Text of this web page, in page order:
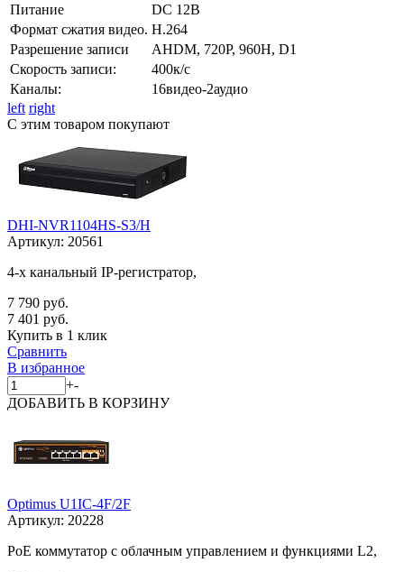
Питание
DC 12В
Формат сжатия видео. Н.264
Разрешение записи
AHDM, 720Р, 960Н, D1
Скорость записи:
400к/с
Каналы:
16видео-2аудио
left right
С этим товаром покупают
DHI-NVR1104HS-S3/H
Артикул: 20561
4-х канальный IP-регистратор,
7 790 руб.
7 401 руб.
Купить в 1 клик
Сравнить
В избранное
+-
ДОБАВИТЬ В КОРЗИНУ
Optimus U1IC-4F/2F
Артикул: 20228
PoE коммутатор с облачным управлением и функциями L2,